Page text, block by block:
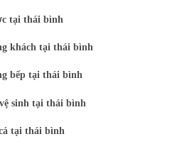
tại thái bình
khách tại thái bình
bếp tại thái bình
sinh tại thái bình
tại thái bình